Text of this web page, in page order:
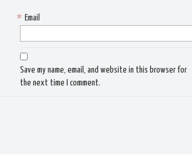
Email
*
Save my name, email, and website in this browser for
the next time I comment.